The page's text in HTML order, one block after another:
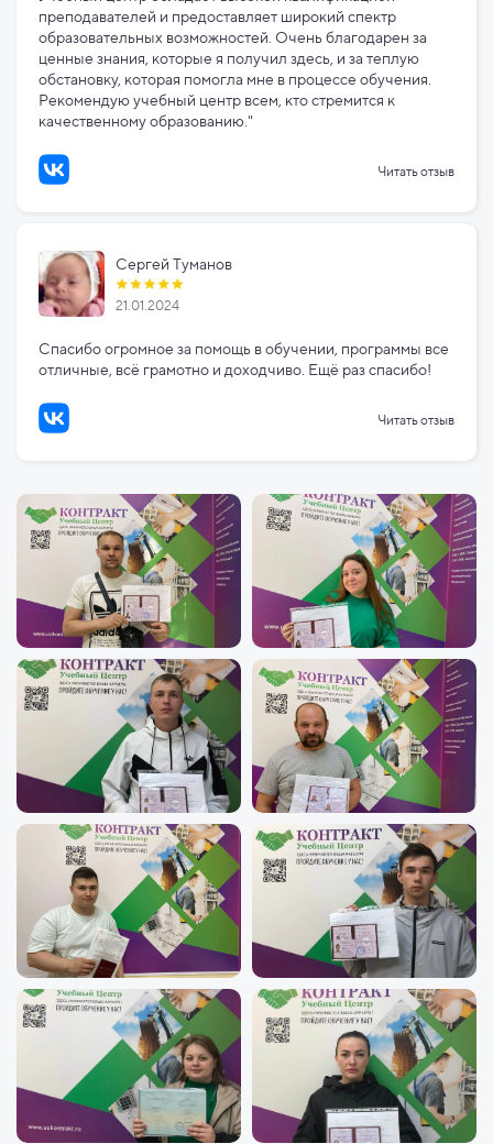
преподавателей и предоставляет широкий спектр
образовательных возможностей. Очень благодарен за
ценные знания, которые я получил здесь, и за теплую
обстановку, которая помогла мне в процессе обучения.
Рекомендую учебный центр всем, кто стремится к
качественному образованию."
Читать отзыв
Сергей Туманов
21.01.2024
Спасибо огромное за помощь в обучении, программы все
отличные, всё грамотно и доходчиво. Ещё раз спасибо!
Читать отзыв